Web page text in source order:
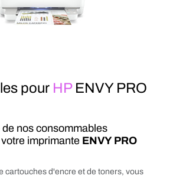
pour HP ENVY PRO
nos consommables
imprimante ENVY PRO
cartouches d'encre et de toners, vous